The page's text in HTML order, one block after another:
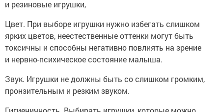
и резиновые игрушки,
Цвет. При выборе игрушки нужно избегать слишком
ярких цветов, неестественные оттенки могут быть
токсичны и способны негативно повлиять на зрение
и нервно-психическое состояние малыша.
Звук. Игрушки не должны быть со слишком громким,
пронзительным и резким звуком.